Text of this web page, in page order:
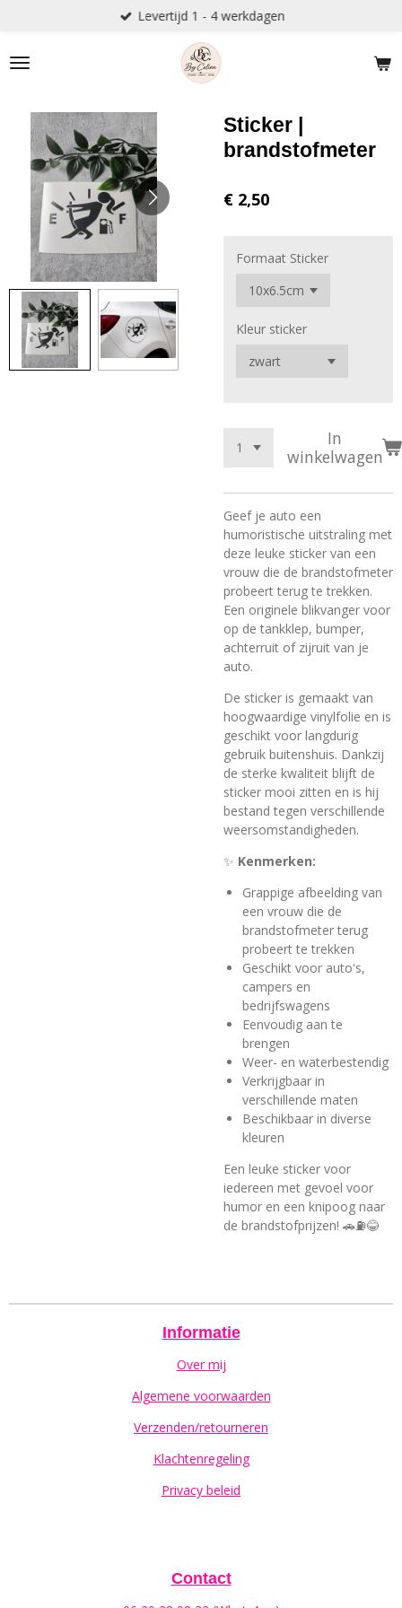
naar
de
Levertijd 1 - 4 werkdagen
Sticker |
brandstofmeter
€ 2,50
Formaat Sticker
Kleur sticker
In
winkelwagen
Geef je auto een
humoristische uitstraling met
deze leuke sticker van een
vrouw die de brandstofmeter
probeert terug te trekken.
Een originele blikvanger voor
op de tankklep, bumper,
achterruit of zijruit van je
auto.
De sticker is gemaakt van
hoogwaardige vinylfolie en is
geschikt voor langdurig
gebruik buitenshuis. Dankzij
de sterke kwaliteit blijft de
sticker mooi zitten en is hij
bestand tegen verschillende
weersomstandigheden.
✨ Kenmerken:
Grappige afbeelding van
een vrouw die de
brandstofmeter terug
probeert te trekken
Geschikt voor auto's,
campers en
bedrijfswagens
Eenvoudig aan te
brengen
Weer- en waterbestendig
Verkrijgbaar in
verschillende maten
Beschikbaar in diverse
kleuren
Een leuke sticker voor
iedereen met gevoel voor
humor en een knipoog naar
de brandstofprijzen! 🚗⛽😂
Informatie
Over mij
Algemene voorwaarden
Verzenden/retourneren
Klachtenregeling
Privacy beleid
Contact